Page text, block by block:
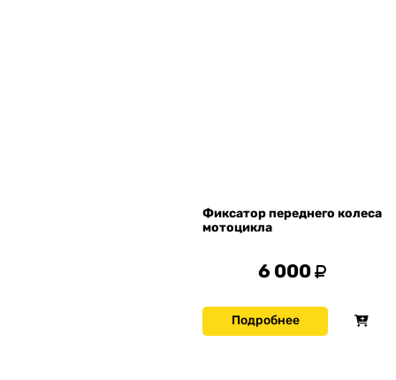
Фиксатор переднего колеса
мотоцикла
6 000
Подробнее